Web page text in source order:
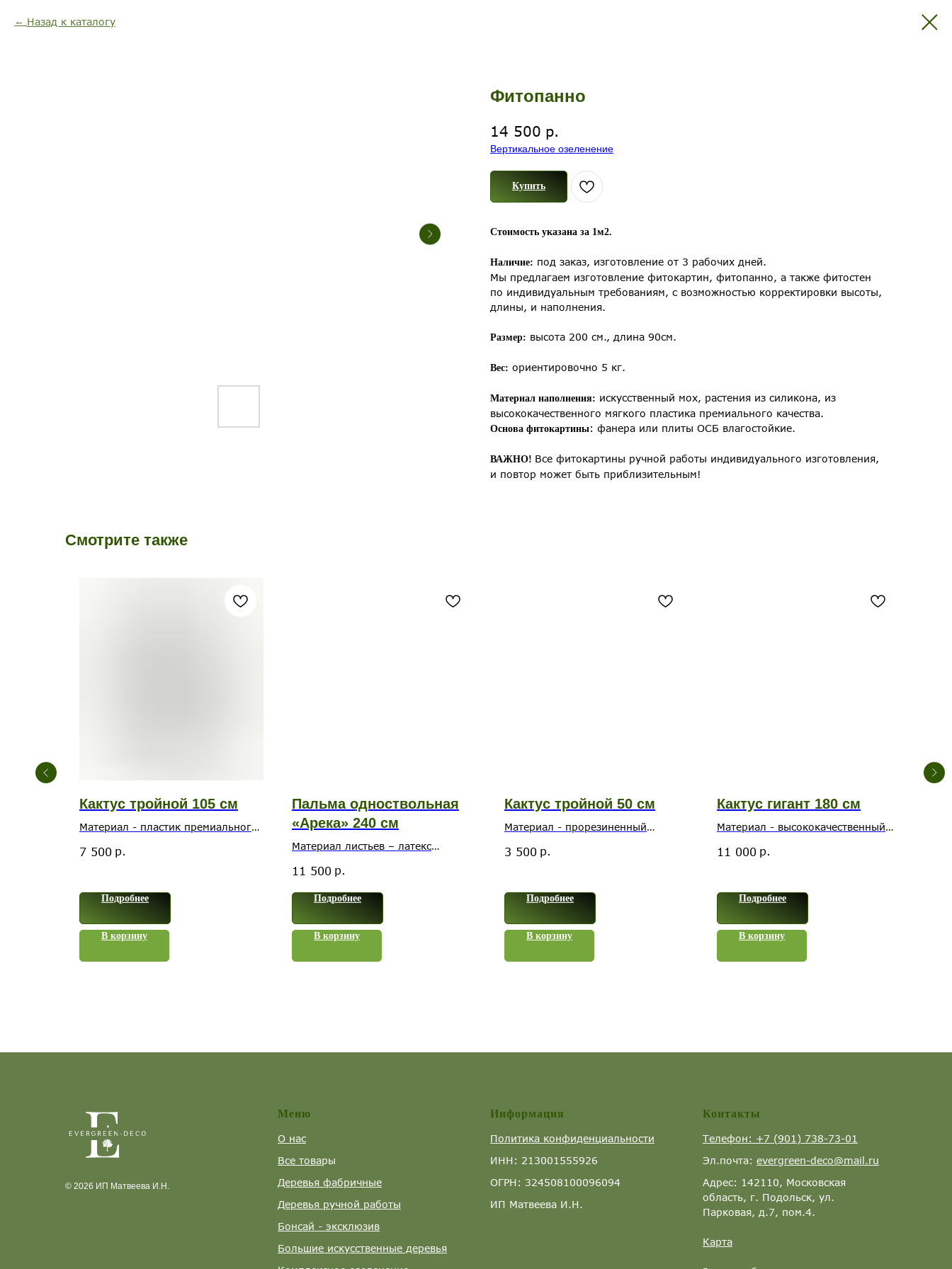
Назад к каталогу
Фитопанно
14 500 р.
Вертикальное озеленение
Купить
Стоимость указана за 1м2.
Наличие: под заказ, изготовление от 3 рабочих дней.
Мы предлагаем изготовление фитокартин, фитопанно, а также фитостен
по индивидуальным требованиям, с возможностью корректировки высоты,
длины, и наполнения.
Размер: высота 200 см., длина 90см.
Вес: ориентировочно 5 кг.
Материал наполнения: искусственный мох, растения из силикона, из
высококачественного мягкого пластика премиального качества.
Основа фитокартины: фанера или плиты ОСБ влагостойкие.
ВАЖНО! Все фитокартины ручной работы индивидуального изготовления,
и повтор может быть приблизительным!
Смотрите также
Кактус тройной 105 см
Материал - пластик премиального
7 500 р.
Подробнее
В корзину
Пальма одноствольная
«Арека» 240 см
Материал листьев – латекс
11 500 р.
Подробнее
В корзину
Кактус тройной 50 см
Материал - прорезиненный
3 500 р.
Подробнее
В корзину
Кактус гигант 180 см
Материал - высококачественный
11 000 р.
Подробнее
В корзину
© 2026 ИП Матвеева И.Н.
Меню
О нас
Все товары
Деревья фабричные
Деревья ручной работы
Бонсай - эксклюзив
Большие искусственные деревья
Информация
Политика конфиденциальности
ИНН: 213001555926
ОГРН: 324508100096094
ИП Матвеева И.Н.
Контакты
Телефон: +7 (901) 738-73-01
Эл.почта: evergreen-deco@mail.ru
Адрес: 142110, Московская
область, г. Подольск, ул.
Парковая, д.7, пом.4.
Карта